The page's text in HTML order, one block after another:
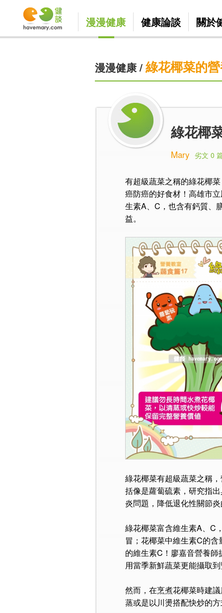
漫漫健康 健康論談 關於
漫漫健康/ 綠花椰菜的
綠花椰
Mary 劣文 0
有超級蔬菜之稱的綠花椰
癌防癌的好食材！高雄市
生素A、C，也含有鈣質、
益。
綠花椰菜有超級蔬菜之稱
括像是蘿蔔硫素，研究指
炎問題，降低退化性關節炎
綠花椰菜富含維生素A、C
冒；花椰菜中維生素C的
的維生素C！廖嘉音營養
用當季新鮮蔬菜更能攝取
然而，在烹煮花椰菜時建
蒸或是以川燙搭配快炒的